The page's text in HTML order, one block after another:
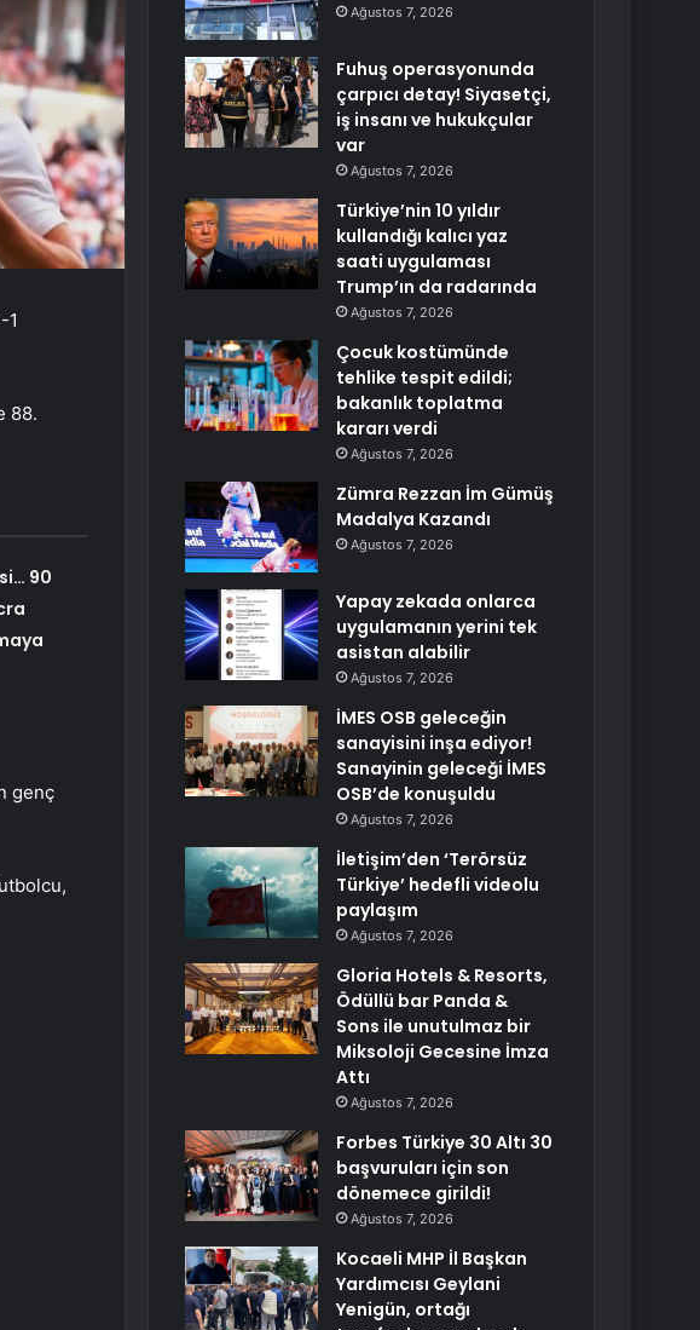
1
88.
90
genç
Ağustos 7, 2026
Fuhuş operasyonunda
çarpıcı detay! Siyasetçi,
iş insanı ve hukukçular
var
Ağustos 7, 2026
Türkiye’nin 10 yıldır
kullandığı kalıcı yaz
saati uygulaması
Trump’ın da radarında
Ağustos 7, 2026
Çocuk kostümünde
tehlike tespit edildi;
bakanlık toplatma
kararı verdi
Ağustos 7, 2026
Zümra Rezzan İm Gümüş
Madalya Kazandı
Ağustos 7, 2026
Yapay zekada onlarca
uygulamanın yerini tek
asistan alabilir
Ağustos 7, 2026
İMES OSB geleceğin
sanayisini inşa ediyor!
Sanayinin geleceği İMES
OSB’de konuşuldu
Ağustos 7, 2026
İletişim’den ‘Terörsüz
Türkiye’ hedefli videolu
paylaşım
Ağustos 7, 2026
Gloria Hotels & Resorts,
Ödüllü bar Panda &
Sons ile unutulmaz bir
Miksoloji Gecesine İmza
Attı
Ağustos 7, 2026
Forbes Türkiye 30 Altı 30
başvuruları için son
dönemece girildi!
Ağustos 7, 2026
Kocaeli MHP İl Başkan
Yardımcısı Geylani
Yenigün, ortağı